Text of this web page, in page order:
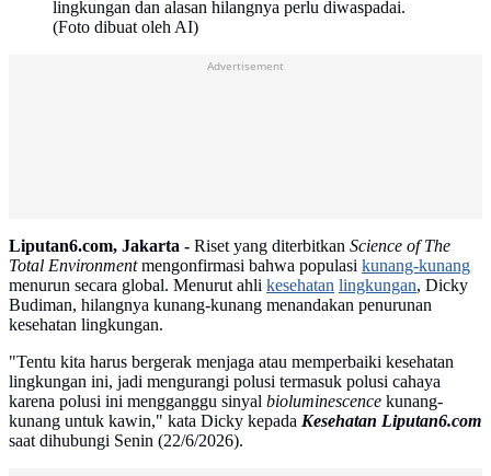
lingkungan dan alasan hilangnya perlu diwaspadai.
(Foto dibuat oleh AI)
Advertisement
Liputan6.com, Jakarta - Riset yang diterbitkan Science of The
Total Environmentmengonfirmasi bahwa populasi kunang-kunang
menurun secara global. Menurut ahli kesehatan lingkungan, Dicky
Budiman, hilangnya kunang-kunang menandakan penurunan
kesehatan lingkungan.
"Tentu kita harus bergerak menjaga atau memperbaiki kesehatan
lingkungan ini, jadi mengurangi polusi termasuk polusi cahaya
karena polusi ini mengganggu sinyal bioluminescence kunang-
kunang untuk kawin," kata Dicky kepada Kesehatan Liputan6.com
saat dihubungi Senin (22/6/2026).